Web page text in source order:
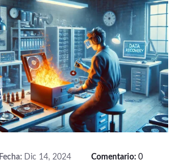
Fecha: Dic 14, 2024 Comentario: 0